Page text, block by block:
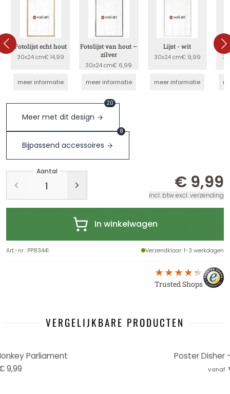
Fotolijst echt hout
30x24 cm€ 14,99
meer informatie
Fotolijst van hout –
zilver
30x24 cm€ 6,99
meer informatie
Lijst - wit
30x24 cm€ 9,99
meer informatie
Meer met dit design
20
Bijpassend accessoires
8
Aantal
€ 9,99
incl. btw excl. verzending
In winkelwagen
Art.-nr.: PP83441 Verzendklaar: 1-3 werkdagen
Trusted Shops
VERGELIJKBARE PRODUCTEN
Parliament
9,99
Poster Disher
vanaf